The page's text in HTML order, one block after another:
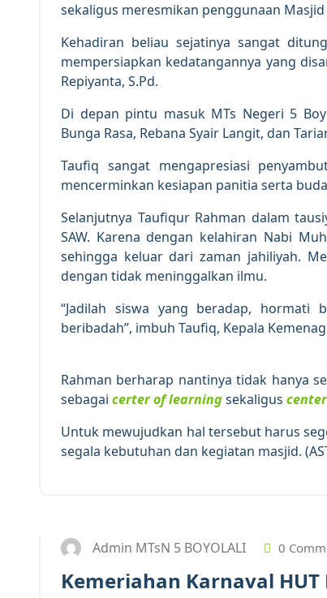
sekaligus meresmikan penggunaan
Kehadiran beliau sejatinya sangat
mempersiapkan kedatangannya yang
Repiyanta, S.Pd.
Di depan pintu masuk MTs Negeri 5
Bunga Rasa, Rebana Syair Langit, dan
Taufiq sangat mengapresiasi
mencerminkan kesiapan panitia serta
Selanjutnya Taufiqur Rahman dalam
SAW. Karena dengan kelahiran Nabi
sehingga keluar dari zaman jahiliyah.
dengan tidak meninggalkan ilmu.
“Jadilah siswa yang beradap,
beribadah”, imbuh Taufiq, Kepala
Rahman berharap nantinya tidak hanya
sebagai certer of learningsekaligus
Untuk mewujudkan hal tersebut harus
segala kebutuhan dan kegiatan masjid.
Admin MTsN 5 BOYOLALI 0
Kemeriahan Karnaval HUT